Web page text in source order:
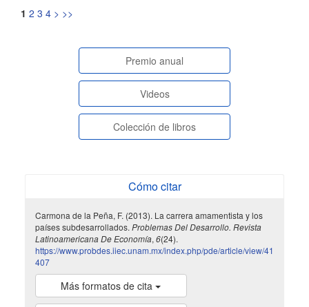
1 2 3 4 > >>
paginasespeciales
Premio anual
Videos
Colección de libros
Cómo citar
Carmona de la Peña, F. (2013). La carrera amamentista y los
países subdesarrollados. Problemas Del Desarrollo. Revista
Latinoamericana De Economía, 6(24).
https://www.probdes.iiec.unam.mx/index.php/pde/article/view/41
407
Más formatos de cita